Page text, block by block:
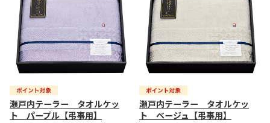
瀬戸内テーラー タオルケッ
ト パープル【弔事用】
瀬戸内テーラー タオルケッ
ト ベージュ【弔事用】